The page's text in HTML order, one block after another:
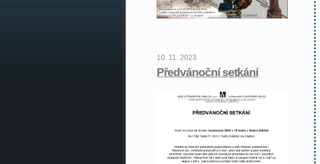
10. 11. 2023
Předvánoční setkání